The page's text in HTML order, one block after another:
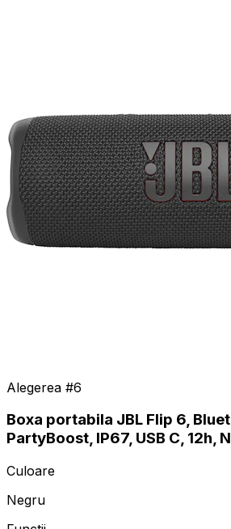
Alegerea #6
Boxa portabila JBL Flip 6,
PartyBoost, IP67, USB C, 12h,
Culoare
Negru